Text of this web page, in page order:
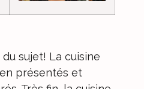
sujet! La cuisine
présentés et